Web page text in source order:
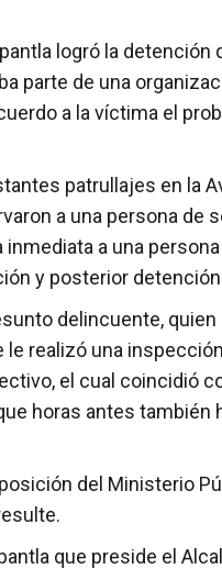
logró la
parte de una
a la víctima el
patrullajes en la
a una persona de
a una
y posterior
delincuente,
le realizó una
el cual coincidió
horas antes
del Ministerio
que preside el